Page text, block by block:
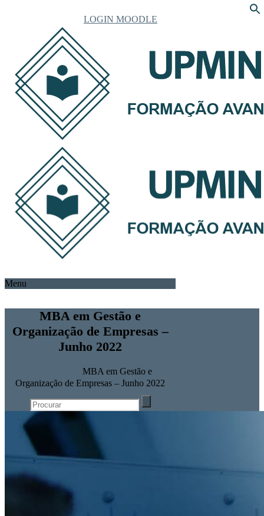
LOGIN MOODLE
Menu
MBA em Gestão e
Organização de Empresas –
Junho 2022
MBA em Gestão e
Organização de Empresas – Junho 2022